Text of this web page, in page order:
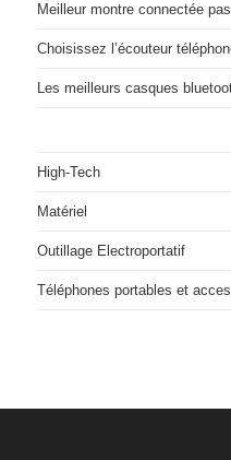
Meilleur montre connectée
Choisissez l’écouteur
Les meilleurs casques
High-Tech
Matériel
Outillage Electroportatif
Téléphones portables et